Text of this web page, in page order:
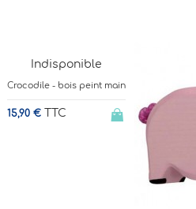
Indisponible
Crocodile - bois peint main
15,90 € TTC